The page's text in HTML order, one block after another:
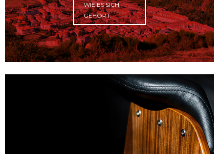
WIE ES SICH
GEHÖRT.